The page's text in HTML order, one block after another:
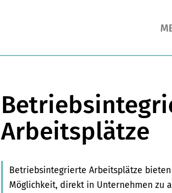
Arbeitsplätze
Betriebsintegrierte Arbeitsplätze
Möglichkeit, direkt in Unternehmen zu